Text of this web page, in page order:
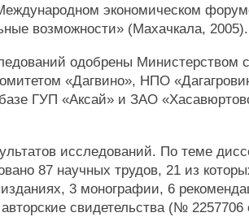
экономическом
возможности» (Махачкала, 2005).
одобрены Министерством
«Дагвино», НПО
ГУП «Аксай» и ЗАО
исследований. По теме
87 научных трудов, 21 из
3 монографии, 6
свидетельства (№ 2257706